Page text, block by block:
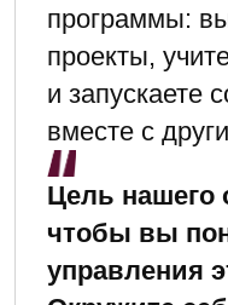
Длительность
учебных года
на семестры